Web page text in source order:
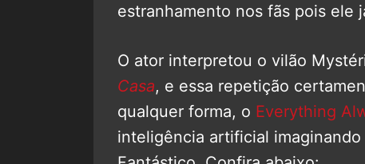
estranhamento nos fãs pois ele
O ator interpretou o vilão
Casa, e essa repetição
qualquer forma, o Everything
inteligência artificial